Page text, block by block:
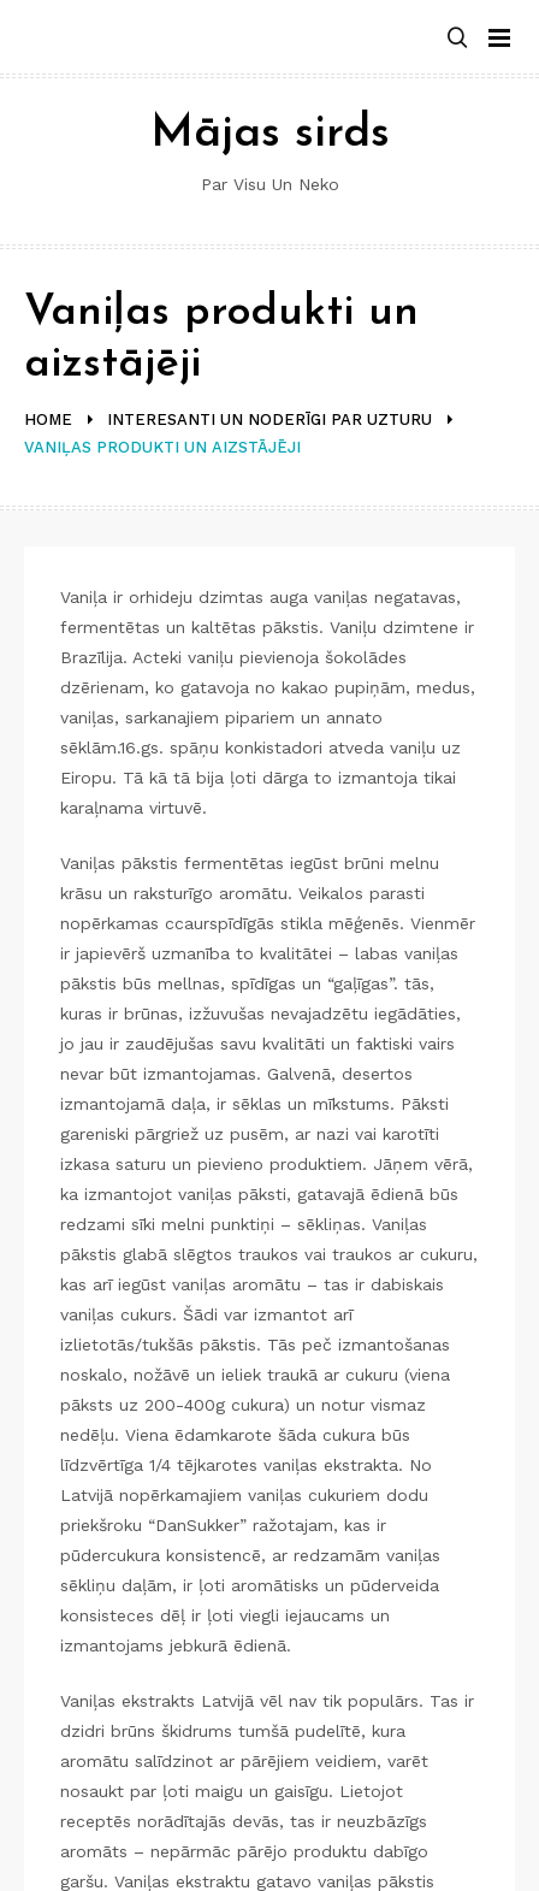
content
Mājas sirds
Par Visu Un Neko
HOME
INTERESANTI UN NODERĪGI PAR UZTURU
VANIĻAS PRODUKTI UN AIZSTĀJĒJI
Vaniļas produkti un
aizstājēji
Vaniļa ir orhideju dzimtas auga vaniļas negatavas,
fermentētas un kaltētas pākstis. Vaniļu dzimtene ir
Brazīlija. Acteki vaniļu pievienoja šokolādes
dzērienam, ko gatavoja no kakao pupiņām, medus,
vaniļas, sarkanajiem pipariem un annato
sēklām.16.gs. spāņu konkistadori atveda vaniļu uz
Eiropu. Tā kā tā bija ļoti dārga to izmantoja tikai
karaļnama virtuvē.
Vaniļas pākstis fermentētas iegūst brūni melnu
krāsu un raksturīgo aromātu. Veikalos parasti
nopērkamas ccaurspīdīgās stikla mēģenēs. Vienmēr
ir japievērš uzmanība to kvalitātei – labas vaniļas
pākstis būs mellnas, spīdīgas un “gaļīgas”. tās,
kuras ir brūnas, izžuvušas nevajadzētu iegādāties,
jo jau ir zaudējušas savu kvalitāti un faktiski vairs
nevar būt izmantojamas. Galvenā, desertos
izmantojamā daļa, ir sēklas un mīkstums. Pāksti
gareniski pārgriež uz pusēm, ar nazi vai karotīti
izkasa saturu un pievieno produktiem. Jāņem vērā,
ka izmantojot vaniļas pāksti, gatavajā ēdienā būs
redzami sīki melni punktiņi – sēkliņas. Vaniļas
pākstis glabā slēgtos traukos vai traukos ar cukuru,
kas arī iegūst vaniļas aromātu – tas ir dabiskais
vaniļas cukurs. Šādi var izmantot arī
izlietotās/tukšās pākstis. Tās peč izmantošanas
noskalo, nožāvē un ieliek traukā ar cukuru (viena
pāksts uz 200-400g cukura) un notur vismaz
nedēļu. Viena ēdamkarote šāda cukura būs
līdzvērtīga 1/4 tējkarotes vaniļas ekstrakta. No
Latvijā nopērkamajiem vaniļas cukuriem dodu
priekšroku “DanSukker” ražotajam, kas ir
pūdercukura konsistencē, ar redzamām vaniļas
sēkliņu daļām, ir ļoti aromātisks un pūderveida
konsisteces dēļ ir ļoti viegli iejaucams un
izmantojams jebkurā ēdienā.
Vaniļas ekstrakts Latvijā vēl nav tik populārs. Tas ir
dzidri brūns škidrums tumšā pudelītē, kura
aromātu salīdzinot ar pārējiem veidiem, varēt
nosaukt par ļoti maigu un gaisīgu. Lietojot
receptēs norādītajās devās, tas ir neuzbāzīgs
aromāts – nepārmāc pārējo produktu dabīgo
garšu. Vaniļas ekstraktu gatavo vaniļas pākstis